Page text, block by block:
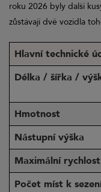
roku 2026 byly další
zůstávají dvě vozidla
Hlavní technické
Délka / šířka /
Hmotnost
Nástupní výška
Maximální rychlost
Počet míst k